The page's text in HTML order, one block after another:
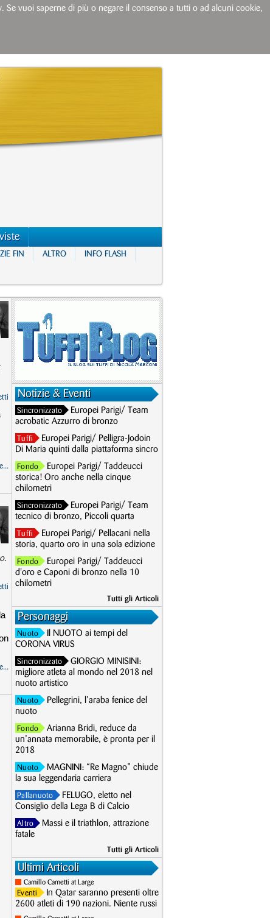
FIN ALTRO INFO FLASH
Notizie & Eventi
Sincronizzato
Europei Parigi/ Team
acrobatic Azzurro di bronzo
Tuffi
Europei Parigi/ Pelligra-Jodoin
Di Maria quinti dalla piattaforma sincro
Fondo
Europei Parigi/ Taddeucci
storica! Oro anche nella cinque
chilometri
Sincronizzato
Europei Parigi/ Team
tecnico di bronzo, Piccoli quarta
Tuffi
Europei Parigi/ Pellacani nella
storia, quarto oro in una sola edizione
Fondo
Europei Parigi/ Taddeucci
d'oro e Caponi di bronzo nella 10
chilometri
Tutti gli Articoli
Personaggi
Nuoto
Il NUOTO ai tempi del
CORONA VIRUS
Sincronizzato
GIORGIO MINISINI:
migliore atleta al mondo nel 2018 nel
nuoto artistico
Nuoto
Pellegrini, l’araba fenice del
nuoto
Fondo
Arianna Bridi, reduce da
un’annata memorabile, è pronta per il
2018
Nuoto
MAGNINI: “Re Magno” chiude
la sua leggendaria carriera
Pallanuoto
FELUGO, eletto nel
Consiglio della Lega B di Calcio
Altro
Massi e il triathlon, attrazione
fatale
Tutti gli Articoli
Ultimi Articoli
Camillo Cametti at Large
Eventi
In Qatar saranno presenti oltre
2600 atleti di 190 nazioni. Niente russi
vuoi saperne di più o negare il consenso a tutti o ad alcuni cookie,